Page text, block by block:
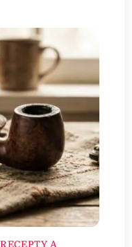
RECEPTY A